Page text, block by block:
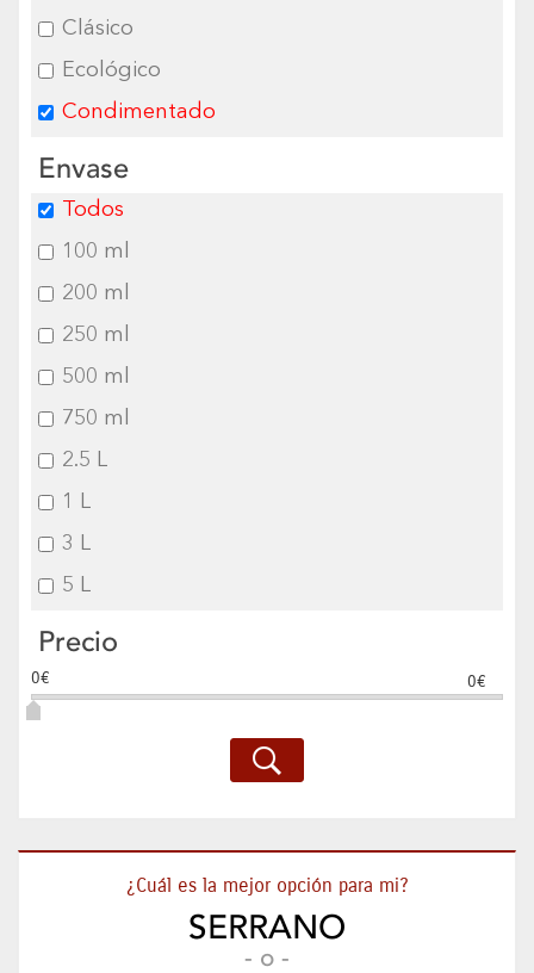
Clásico
Ecológico
Condimentado
Envase
Todos
100 ml
200 ml
250 ml
500 ml
750 ml
2.5 L
1 L
3 L
5 L
Precio
0€ 0€
¿Cuál es la mejor opción para mi?
SERRANO
- o -